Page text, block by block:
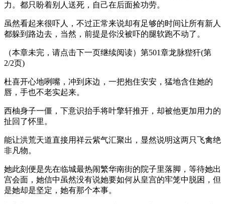
力。都只盼着别人送死，自己在后面捡功劳。
虽然看起来很吓人，不过正常来说却有足够的时间让所有新人
都躲到路边去，当然，前提是你没被吓的腿软跑不动了。
（本章未完，请点击下一页继续阅读）第501章龙脉狴犴(第
2/2页)
杜喜开心地咧嘴，冲到床边，一把抱住安安，猛地含住她的
唇，手也不老实起来。
西柚身子一僵，下意识抬手将叶擎轩推开，却被他更加用力的
扯回了怀里。
能让洪荒天道直接用祥云紫气汇聚出，显然说明这两只飞禽绝
非凡物。
她此刻便是先在临城最热闹繁华南街的院子里落脚，等待她出
宫会面，她信中虽然没有说她要如何从皇宫的牢笼中脱困，但
是她却是坚定，她有那个本事。